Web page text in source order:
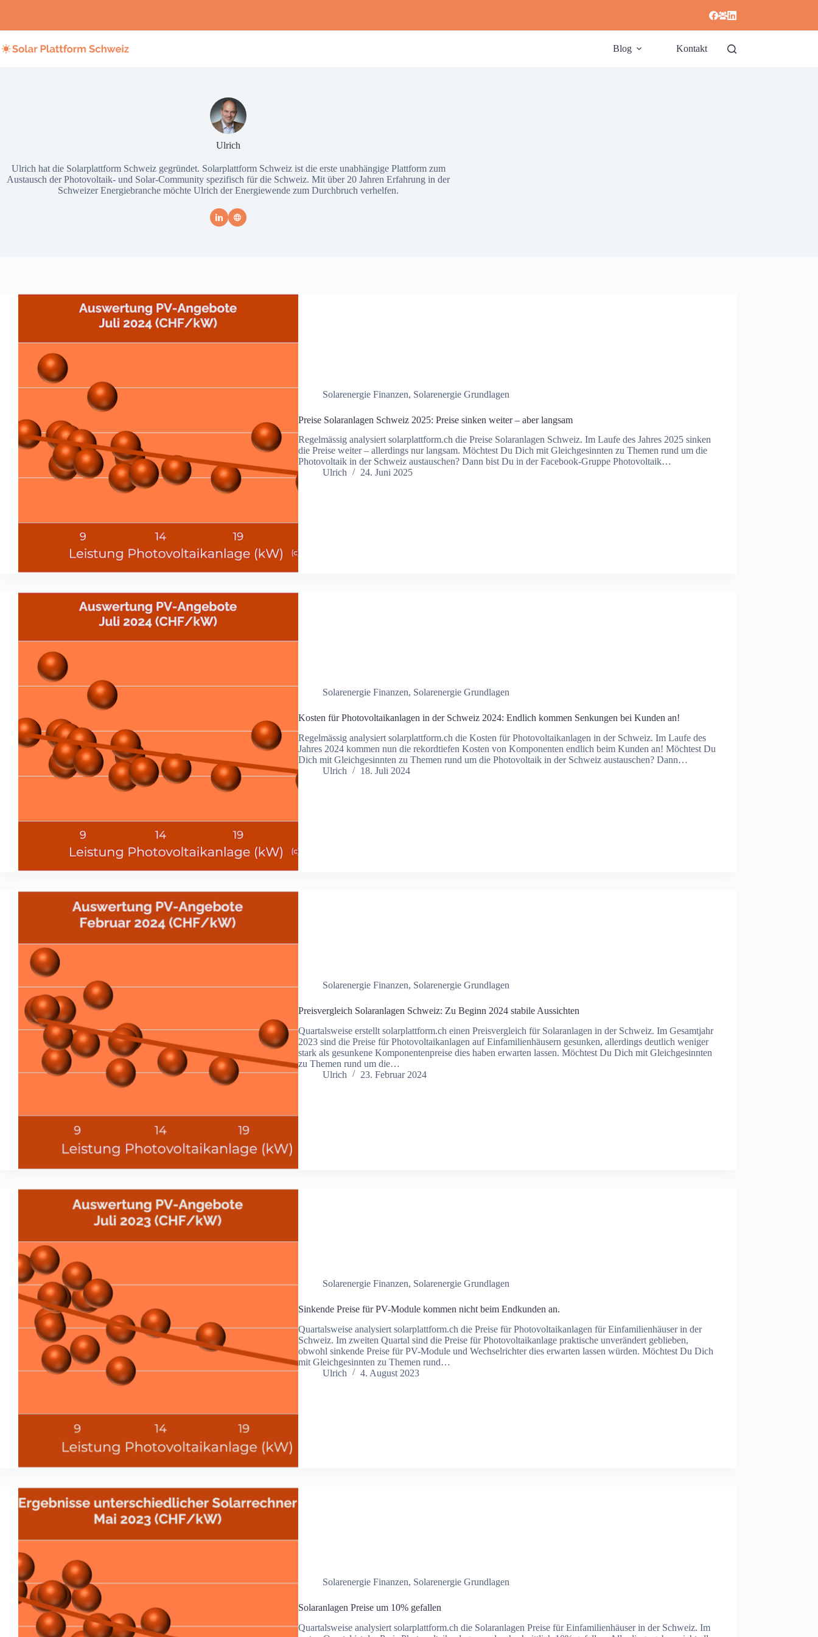
Blog Kontakt
Ulrich
Ulrich hat die Solarplattform Schweiz gegründet. Solarplattform Schweiz ist die erste unabhängige Plattform zum
Austausch der Photovoltaik- und Solar-Community spezifisch für die Schweiz. Mit über 20 Jahren Erfahrung in der
Schweizer Energiebranche möchte Ulrich der Energiewende zum Durchbruch verhelfen.
Solarenergie Finanzen, Solarenergie Grundlagen
Preise Solaranlagen Schweiz 2025: Preise sinken weiter – aber langsam
Regelmässig analysiert solarplattform.ch die Preise Solaranlagen Schweiz. Im Laufe des Jahres 2025 sinken
die Preise weiter – allerdings nur langsam. Möchtest Du Dich mit Gleichgesinnten zu Themen rund um die
Photovoltaik in der Schweiz austauschen? Dann bist Du in der Facebook-Gruppe Photovoltaik…
Ulrich
24. Juni 2025
Solarenergie Finanzen, Solarenergie Grundlagen
Kosten für Photovoltaikanlagen in der Schweiz 2024: Endlich kommen Senkungen bei Kunden an!
Regelmässig analysiert solarplattform.ch die Kosten für Photovoltaikanlagen in der Schweiz. Im Laufe des
Jahres 2024 kommen nun die rekordtiefen Kosten von Komponenten endlich beim Kunden an! Möchtest Du
Dich mit Gleichgesinnten zu Themen rund um die Photovoltaik in der Schweiz austauschen? Dann…
Ulrich
18. Juli 2024
Solarenergie Finanzen, Solarenergie Grundlagen
Preisvergleich Solaranlagen Schweiz: Zu Beginn 2024 stabile Aussichten
Quartalsweise erstellt solarplattform.ch einen Preisvergleich für Solaranlagen in der Schweiz. Im Gesamtjahr
2023 sind die Preise für Photovoltaikanlagen auf Einfamilienhäusern gesunken, allerdings deutlich weniger
stark als gesunkene Komponentenpreise dies haben erwarten lassen. Möchtest Du Dich mit Gleichgesinnten
zu Themen rund um die…
Ulrich
23. Februar 2024
Solarenergie Finanzen, Solarenergie Grundlagen
Sinkende Preise für PV-Module kommen nicht beim Endkunden an.
Quartalsweise analysiert solarplattform.ch die Preise für Photovoltaikanlagen für Einfamilienhäuser in der
Schweiz. Im zweiten Quartal sind die Preise für Photovoltaikanlage praktische unverändert geblieben,
obwohl sinkende Preise für PV-Module und Wechselrichter dies erwarten lassen würden. Möchtest Du Dich
mit Gleichgesinnten zu Themen rund…
Ulrich
4. August 2023
Solarenergie Finanzen, Solarenergie Grundlagen
Solaranlagen Preise um 10% gefallen
Quartalsweise analysiert solarplattform.ch die Solaranlagen Preise für Einfamilienhäuser in der Schweiz. Im